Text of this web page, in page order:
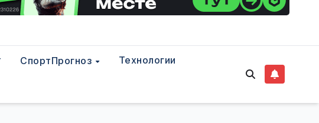
СпортПрогноз Технологии